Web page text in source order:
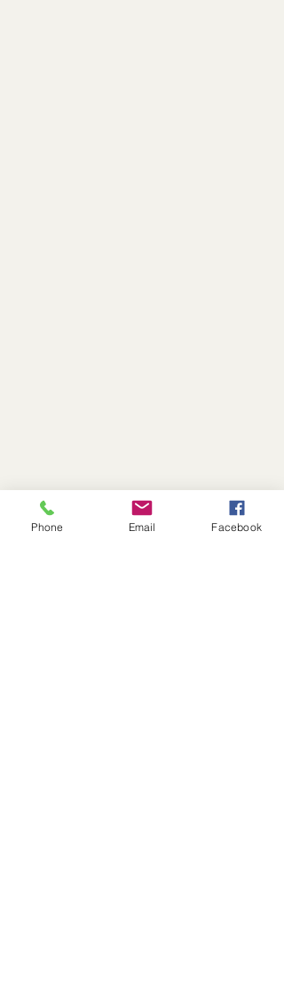
Phone Email Facebook